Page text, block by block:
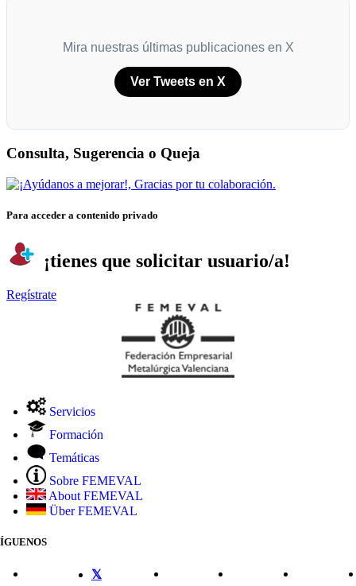
Mira nuestras últimas publicaciones en X
Ver Tweets en X
Consulta, Sugerencia o Queja
Para acceder a contenido privado
¡tienes que solicitar usuario/a!
Regístrate
Servicios
Formación
Temáticas
Sobre FEMEVAL
About FEMEVAL
Über FEMEVAL